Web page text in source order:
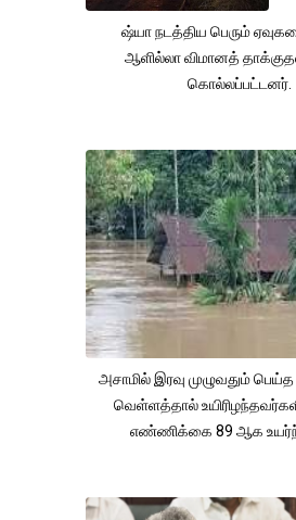
ஷ்யா நடத்திய பெரும்
ஆளில்லா விமானத்
கொல்லப்பட்டனர்.
அசாமில் இரவு முழுவதும்
வெள்ளத்தால்
எண்ணிக்கை 89 ஆக